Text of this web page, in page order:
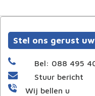
Stel ons gerust
Bel: 088 495
Stuur bericht
Wij bellen u